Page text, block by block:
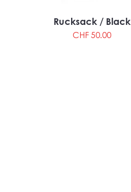
Rucksack / Black
Preis
CHF 50.00